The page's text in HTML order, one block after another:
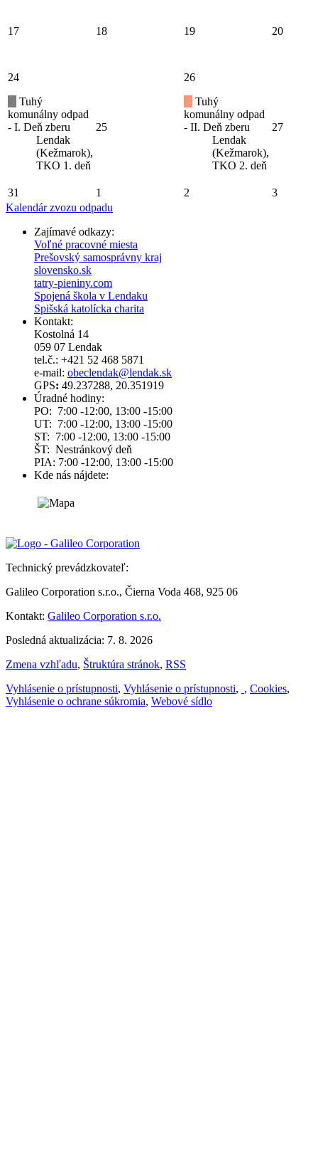
17 18 19 20
24
Tuhý
komunálny odpad
- I. Deň zberu
Lendak
(Kežmarok),
TKO 1. deň
25
26
Tuhý
komunálny odpad
- II. Deň zberu
Lendak
(Kežmarok),
TKO 2. deň
27
31 1 2
3
Kalendár zvozu odpadu
Zajímavé odkazy:
Voľné pracovné miesta
Prešovský samosprávny kraj
slovensko.sk
tatry-pieniny.com
Spojená škola v Lendaku
Spišská katolícka charita
Kontakt:
Kostolná 14
059 07 Lendak
tel.č.: +421 52 468 5871
e-mail: obeclendak@lendak.sk
GPS: 49.237288, 20.351919
Úradné hodiny:
PO: 7:00 -12:00, 13:00 -15:00
UT: 7:00 -12:00, 13:00 -15:00
ST: 7:00 -12:00, 13:00 -15:00
ŠT: Nestránkový deň
PIA: 7:00 -12:00, 13:00 -15:00
Kde nás nájdete:
Technický prevádzkovateľ:
Galileo Corporation s.r.o., Čierna Voda 468, 925 06
Kontakt: Galileo Corporation s.r.o.
Posledná aktualizácia: 7. 8. 2026
Zmena vzhľadu, Štruktúra stránok, RSS
Vyhlásenie o prístupnosti, Vyhlásenie o prístupnosti, , Cookies,
Vyhlásenie o ochrane súkromia, Webové sídlo